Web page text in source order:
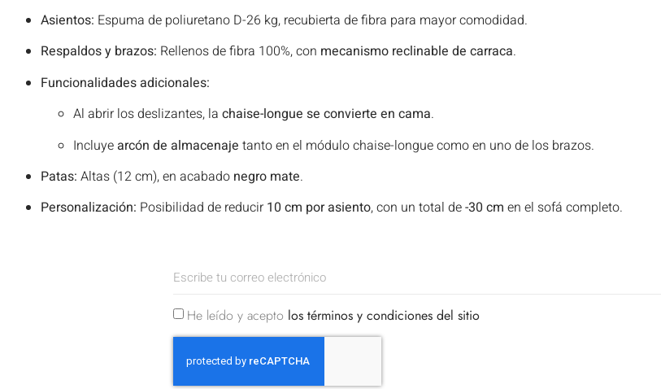
Asientos: Espuma de poliuretano D-26 kg, recubierta de fibra para mayor comodidad.
Respaldos y brazos: Rellenos de fibra 100%, con mecanismo reclinable de carraca.
Funcionalidades adicionales:
Al abrir los deslizantes, la chaise-longue se convierte en cama.
Incluyearcón de almacenaje tanto en el módulo chaise-longue como en uno de los brazos.
Patas: Altas (12 cm), en acabado negro mate.
Personalización: Posibilidad de reducir 10 cm por asiento, con un total de-30 cm en el sofá completo.
He leído y acepto los términos y condiciones del sitio